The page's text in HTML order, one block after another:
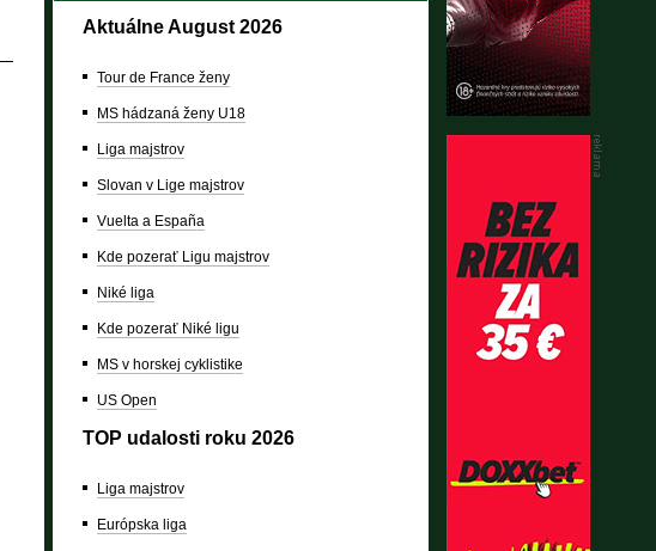
Aktuálne August 2026
Tour de France ženy
MS hádzaná ženy U18
Liga majstrov
Slovan v Lige majstrov
Vuelta a España
Kde pozerať Ligu majstrov
Niké liga
Kde pozerať Niké ligu
MS v horskej cyklistike
US Open
TOP udalosti roku 2026
Liga majstrov
Európska liga